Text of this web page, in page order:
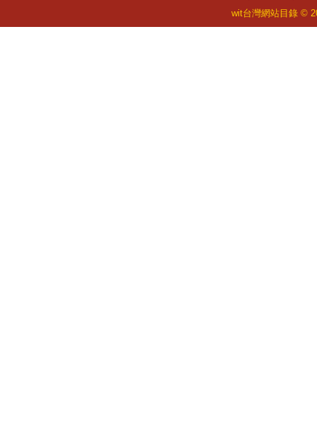
wit台灣網站目錄 ©